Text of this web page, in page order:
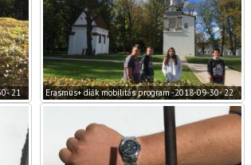
21 Erasmus+ diák mobilitás program -2018-09-30- 22